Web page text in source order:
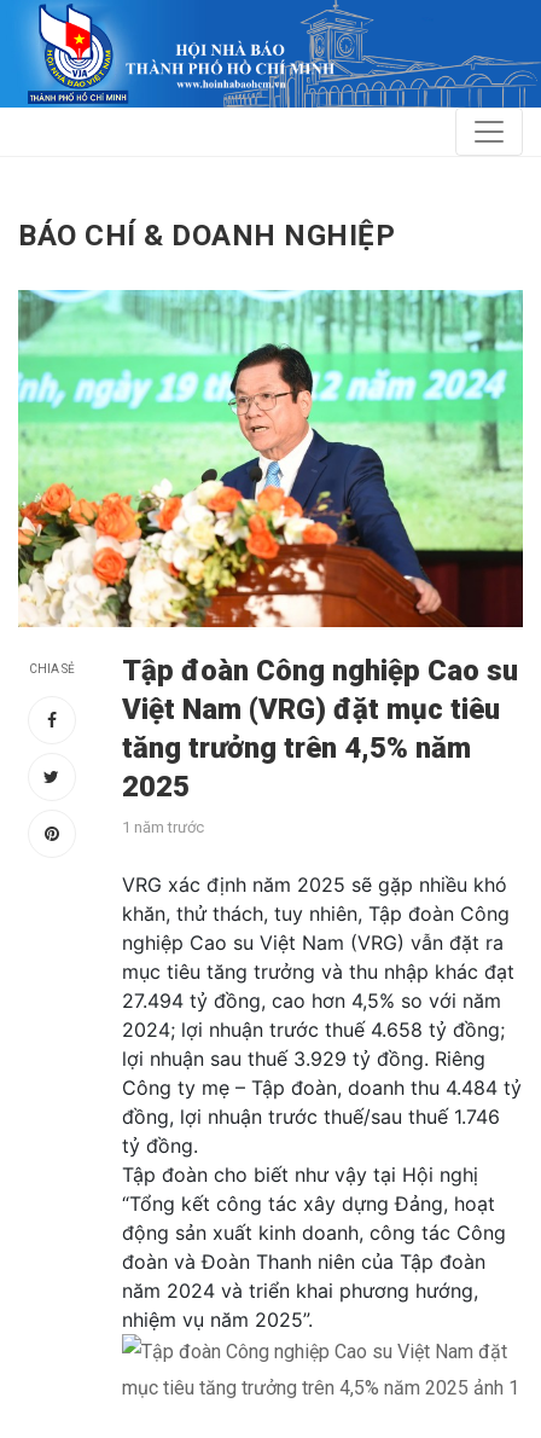
BÁO CHÍ & DOANH NGHIỆP
CHIA SẺ
Tập đoàn Công nghiệp Cao su
Việt Nam (VRG) đặt mục tiêu
tăng trưởng trên 4,5% năm
2025
1 năm trước